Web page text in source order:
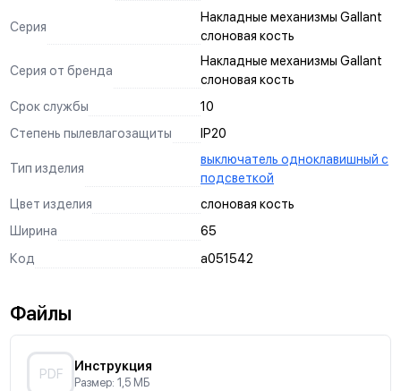
Серия
Накладные механизмы Gallant
слоновая кость
Серия от бренда
Накладные механизмы Gallant
слоновая кость
Срок службы
10
Степень пылевлагозащиты
IP20
Тип изделия
выключатель одноклавишный с
подсветкой
Цвет изделия
слоновая кость
Ширина
65
Код
a051542
Файлы
PDF
Инструкция
Размер: 1,5 МБ